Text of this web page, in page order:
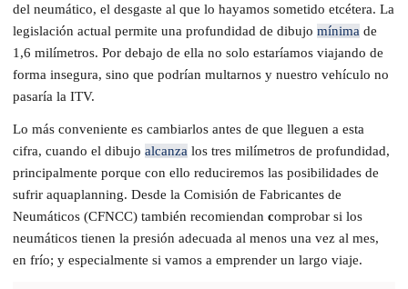
del neumático, el desgaste al que lo hayamos sometido etcétera. La
legislación actual permite una profundidad de dibujo mínima de
1,6 milímetros. Por debajo de ella no solo estaríamos viajando de
forma insegura, sino que podrían multarnos y nuestro vehículo no
pasaría la ITV.
Lo más conveniente es cambiarlos antes de que lleguen a esta
cifra, cuando el dibujo alcanza los tres milímetros de profundidad,
principalmente porque con ello reduciremos las posibilidades de
sufrir aquaplanning. Desde la Comisión de Fabricantes de
Neumáticos (CFNCC) también recomiendan comprobar si los
neumáticos tienen la presión adecuada al menos una vez al mes,
en frío; y especialmente si vamos a emprender un largo viaje.